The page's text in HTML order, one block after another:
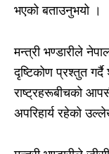
भएको बताउनुभयो ।
मन्त्री भण्डारीले
दृष्टिकोण प्रश्तुत
राष्ट्रहरूबीचको
अपरिहार्य रहेको